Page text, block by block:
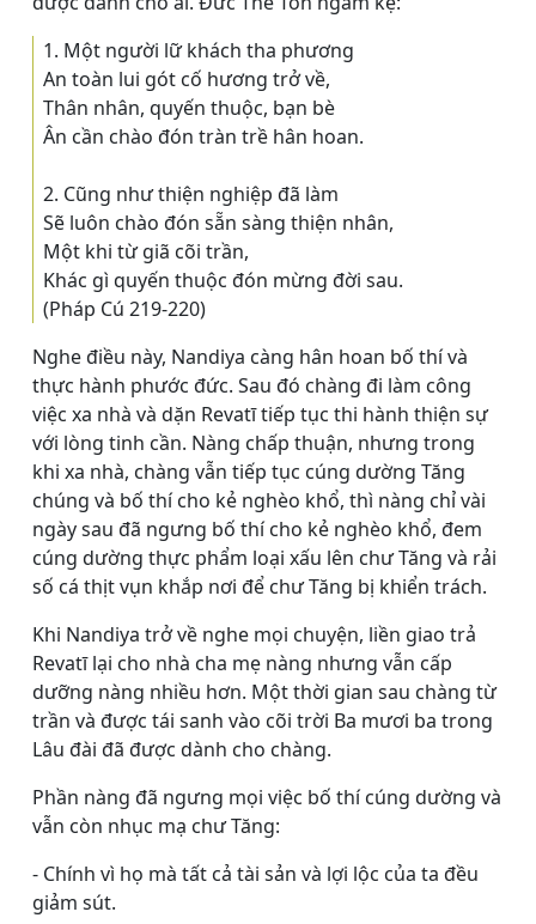
1. Một người lữ khách tha phương
An toàn lui gót cố hương trở về,
Thân nhân, quyến thuộc, bạn bè
Ân cần chào đón tràn trề hân hoan.
2. Cũng như thiện nghiệp đã làm
Sẽ luôn chào đón sẵn sàng thiện nhân,
Một khi từ giã cõi trần,
Khác gì quyến thuộc đón mừng đời sau.
(Pháp Cú 219-220)
Nghe điều này, Nandiya càng hân hoan bố thí và
thực hành phước đức. Sau đó chàng đi làm công
việc xa nhà và dặn Revatī tiếp tục thi hành thiện sự
với lòng tinh cần. Nàng chấp thuận, nhưng trong
khi xa nhà, chàng vẫn tiếp tục cúng dường Tăng
chúng và bố thí cho kẻ nghèo khổ, thì nàng chỉ vài
ngày sau đã ngưng bố thí cho kẻ nghèo khổ, đem
cúng dường thực phẩm loại xấu lên chư Tăng và rải
số cá thịt vụn khắp nơi để chư Tăng bị khiển trách.
Khi Nandiya trở về nghe mọi chuyện, liền giao trả
Revatī lại cho nhà cha mẹ nàng nhưng vẫn cấp
dưỡng nàng nhiều hơn. Một thời gian sau chàng từ
trần và được tái sanh vào cõi trời Ba mươi ba trong
Lâu đài đã được dành cho chàng.
Phần nàng đã ngưng mọi việc bố thí cúng dường và
vẫn còn nhục mạ chư Tăng:
- Chính vì họ mà tất cả tài sản và lợi lộc của ta đều
giảm sút.